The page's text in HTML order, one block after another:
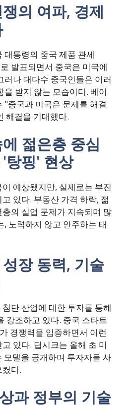
의 여파, 경제
대통령의 중국 제품 관세
발표되면서 중국은 미국에
러나 대다수 중국인들은 이러
을 받지 않는 모습이다. 베이
"중국과 미국은 문제를 해결
해결을 기대했다.
젊은층 중심
탕핑' 현상
예상됐지만, 실제로는 부진
있다. 부동산 가격 하락, 젊
의 실업 문제가 지속되며 많
노력하지 않고 안주하는 태
장 동력, 기술
단 산업에 대한 투자를 통해
강조하고 있다. 중국 스타트
경쟁력을 입증하면서 이런
있다. 딥시크는 올해 초 미
모델을 공개하며 투자자들 사
다.
과 정부의 기술